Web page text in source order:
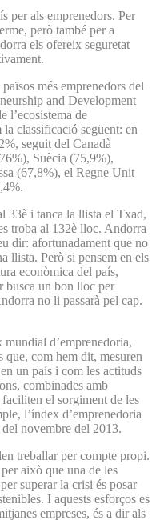
per als emprenedors. Per
però també per a
els ofereix seguretat
més emprenedors del
and Development
l’ecosistema de
classificació següent: en
seguit del Canadà
Suècia (75,9%),
(67,8%), el Regne Unit
33è i tanca la llista el Txad,
troba al 132è lloc. Andorra
dir: afortunadament que no
llista. Però si pensem en els
econòmica del país,
busca un bon lloc per
no li passarà pel cap.
mundial d’emprenedoria,
que, com hem dit, mesuren
un país i com les actituds
combinades amb
el sorgiment de les
l’índex d’emprenedoria
novembre del 2013.
treballar per compte propi.
això que una de les
superar la crisi és posar
I aquests esforços es
empreses, és a dir als